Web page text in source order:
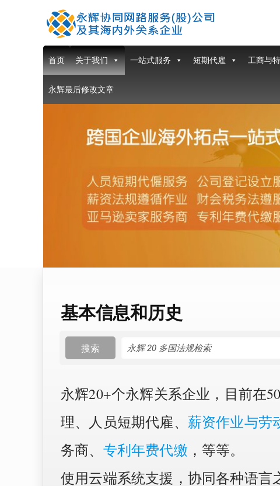
首页 关于我们 一站式服务 短期代雇 工商与
永辉最后修改文章
基本信息和历史
搜索
永辉20+个永辉关系企业，目前在
理、人员短期代雇、 薪资作业与劳
务商、 专利年费代缴 ，等等。
使用云端系统支援，协同各种语言